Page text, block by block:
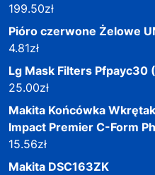
199.50zł
Pióro czerwone Żelowe
4.81zł
Lg Mask Filters
25.00zł
Makita Końcówka
Impact Premier C-Form
15.56zł
Makita DSC163ZK